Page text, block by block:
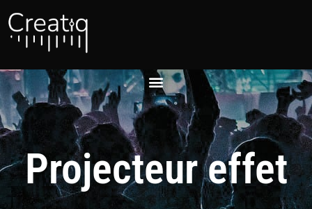
Projecteur effet